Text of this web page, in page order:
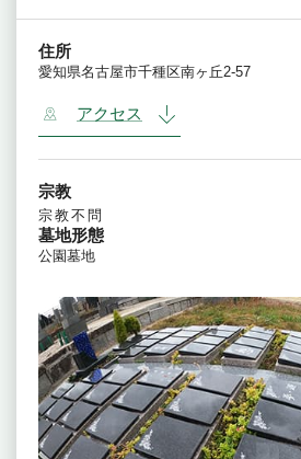
住所
愛知県名古屋市千種区南ヶ丘2-57
アクセス
宗教
宗教不問
墓地形態
公園墓地